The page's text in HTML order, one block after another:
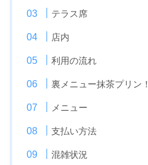
テラス席
店内
利用の流れ
裏メニュー抹茶プリン！
メニュー
支払い方法
混雑状況